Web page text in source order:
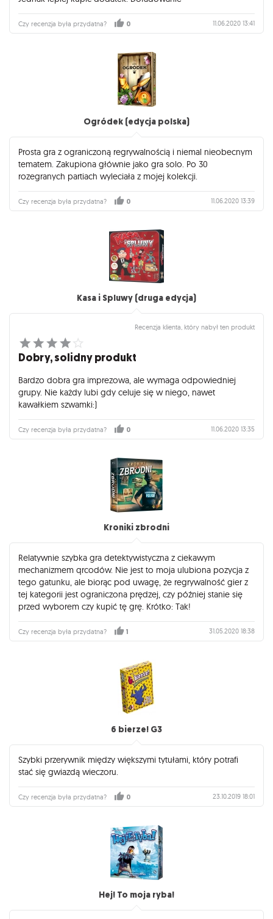
Czy recenzja była przydatna? 0 11.06.2020 13:41
Ogródek (edycja polska)
Prosta gra z ograniczoną regrywalnością i niemal nieobecnym
tematem. Zakupiona głównie jako gra solo. Po 30
rozegranych partiach wyleciała z mojej kolekcji.
Czy recenzja była przydatna? 0 11.06.2020 13:39
Kasa i Spluwy (druga edycja)
Recenzja klienta, który nabył ten produkt
Dobry, solidny produkt
Bardzo dobra gra imprezowa, ale wymaga odpowiedniej
grupy. Nie każdy lubi gdy celuje się w niego, nawet
kawałkiem szwamki:)
Czy recenzja była przydatna? 0 11.06.2020 13:35
Kroniki zbrodni
Relatywnie szybka gra detektywistyczna z ciekawym
mechanizmem qrcodów. Nie jest to moja ulubiona pozycja z
tego gatunku, ale biorąc pod uwagę, że regrywalność gier z
tej kategorii jest ograniczona prędzej, czy później stanie się
przed wyborem czy kupić tę grę. Krótko: Tak!
Czy recenzja była przydatna? 1 31.05.2020 18:38
6 bierze! G3
Szybki przerywnik między większymi tytułami, który potrafi
stać się gwiazdą wieczoru.
Czy recenzja była przydatna? 0 23.10.2019 18:01
Hej! To moja ryba!